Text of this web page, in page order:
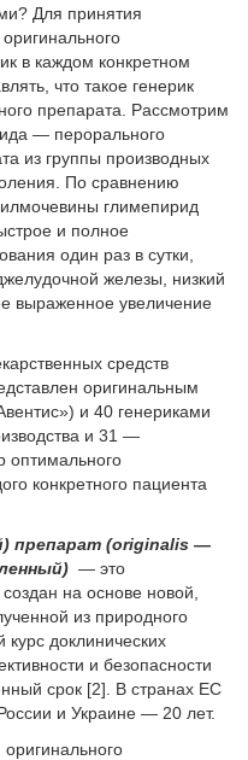
Для принятия
в каждом конкретном
что такое генерик
препарата. Рассмотрим
— перорального
из группы производных
По сравнению
глимепирид
и полное
один раз в сутки,
железы, низкий
выраженное увеличение
средств
оригинальным
и 40 генериками
и 31 —
оптимального
конкретного пациента
препарат (originalis —
— это
на основе новой,
из природного
доклинических
и безопасности
срок [2]. В странах ЕС
и Украине — 20 лет.